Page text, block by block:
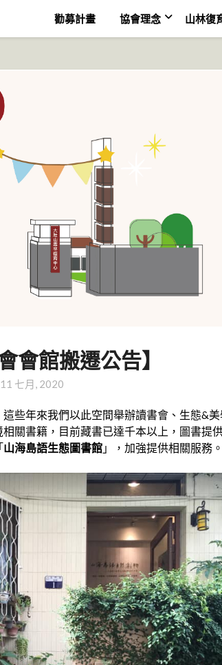
勸募計畫 協會理念 山林復
會館搬遷公告】
11 七月, 2020
些年來我們以此空間舉辦讀書會、生態&
關書籍，目前藏書已達千本以上，圖書提
山海島語生態圖書館 」，加強提供相關服務。